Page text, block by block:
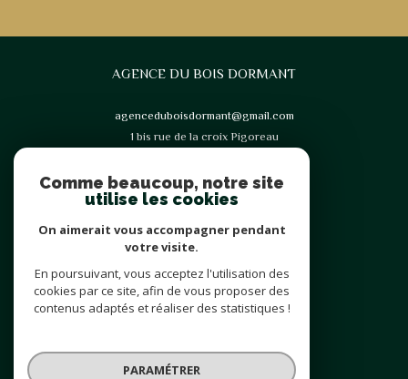
AGENCE DU BOIS DORMANT
agenceduboisdormant@gmail.com
1 bis rue de la croix Pigoreau
Adhérents
Comme beaucoup, notre site
utilise les cookies
On aimerait vous accompagner pendant
votre visite.
En poursuivant, vous acceptez l'utilisation des
cookies par ce site, afin de vous proposer des
contenus adaptés et réaliser des statistiques !
PARAMÉTRER